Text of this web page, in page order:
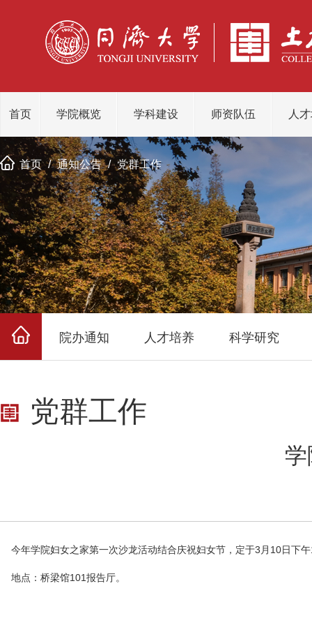
首页 学院概览 学科建设 师资队伍 人
首页 / 通知公告 / 党群工作
院办通知 人才培养 科学研究
党群工作
今年学院妇女之家第一次沙龙活动结合庆祝妇女节，定于3月10日下
地点：桥梁馆101报告厅。